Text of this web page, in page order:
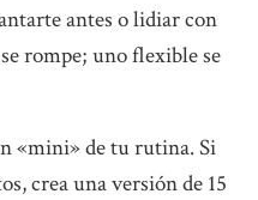
antes o lidiar con
rompe; uno flexible se
«mini» de tu rutina. Si
crea una versión de 15